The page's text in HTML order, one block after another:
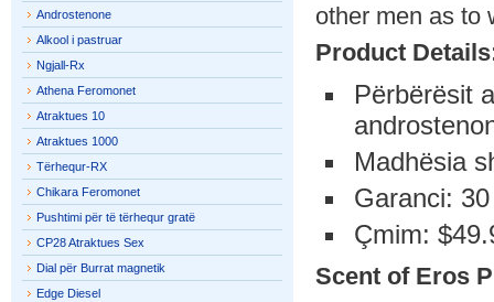
other men as to
Product
Përbërësit
Madhësia
Garanci:
Çmim:
Scent of Eros
Androstenone
Alkool i pastruar
Ngjall-Rx
Athena Feromonet
Atraktues 10
Atraktues 1000
Tërhequr-RX
Chikara Feromonet
Pushtimi për të tërhequr gratë
CP28 Atraktues Sex
Dial për Burrat magnetik
Edge Diesel